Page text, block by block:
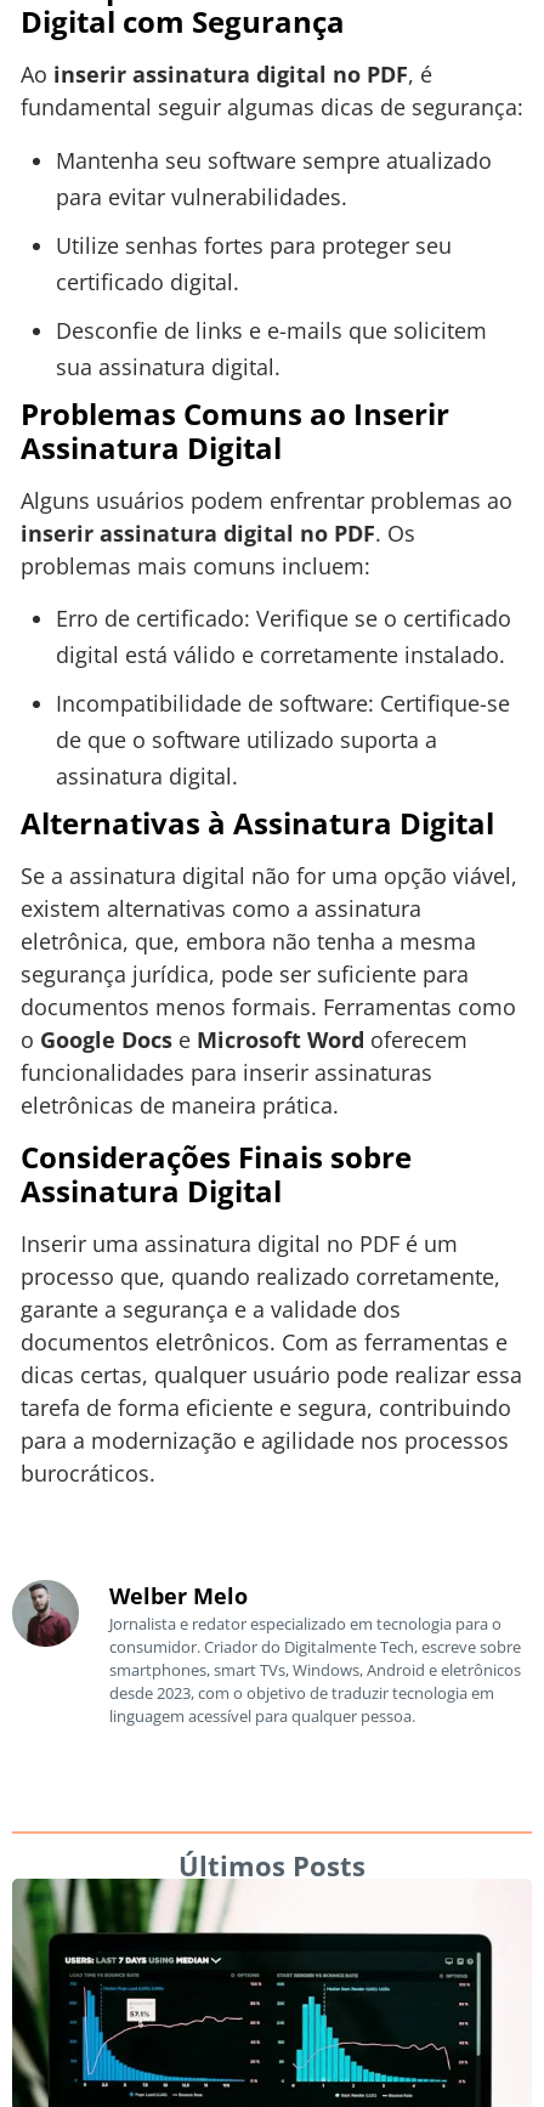
Digital com Segurança
Ao inserir assinatura digital no PDF, é
fundamental seguir algumas dicas de segurança:
Mantenha seu software sempre atualizado
para evitar vulnerabilidades.
Utilize senhas fortes para proteger seu
certificado digital.
Desconfie de links e e-mails que solicitem
sua assinatura digital.
Problemas Comuns ao Inserir
Assinatura Digital
Alguns usuários podem enfrentar problemas ao
inserir assinatura digital no PDF. Os
problemas mais comuns incluem:
Erro de certificado: Verifique se o certificado
digital está válido e corretamente instalado.
Incompatibilidade de software: Certifique-se
de que o software utilizado suporta a
assinatura digital.
Alternativas à Assinatura Digital
Se a assinatura digital não for uma opção viável,
existem alternativas como a assinatura
eletrônica, que, embora não tenha a mesma
segurança jurídica, pode ser suficiente para
documentos menos formais. Ferramentas como
o Google Docs e Microsoft Word oferecem
funcionalidades para inserir assinaturas
eletrônicas de maneira prática.
Considerações Finais sobre
Assinatura Digital
Inserir uma assinatura digital no PDF é um
processo que, quando realizado corretamente,
garante a segurança e a validade dos
documentos eletrônicos. Com as ferramentas e
dicas certas, qualquer usuário pode realizar essa
tarefa de forma eficiente e segura, contribuindo
para a modernização e agilidade nos processos
burocráticos.
Welber Melo
Jornalista e redator especializado em tecnologia para o
consumidor. Criador do Digitalmente Tech, escreve sobre
smartphones, smart TVs, Windows, Android e eletrônicos
desde 2023, com o objetivo de traduzir tecnologia em
linguagem acessível para qualquer pessoa.
Últimos Posts